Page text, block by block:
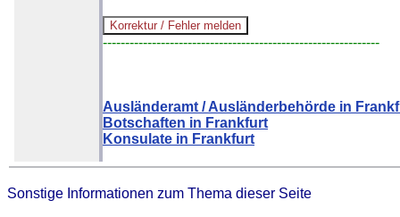
--------------------------------------------------------------
Ausländeramt / Ausländerbehörde in
Botschaften in Frankfurt
Konsulate in Frankfurt
Sonstige Informationen zum Thema dieser Seite